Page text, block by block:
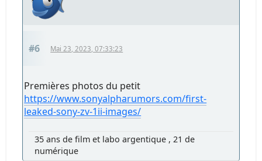
#6 Mai 23, 2023, 07:33:23
Premières photos du petit
https://www.sonyalpharumors.com/first-
leaked-sony-zv-1ii-images/
35 ans de film et labo argentique , 21 de
numérique